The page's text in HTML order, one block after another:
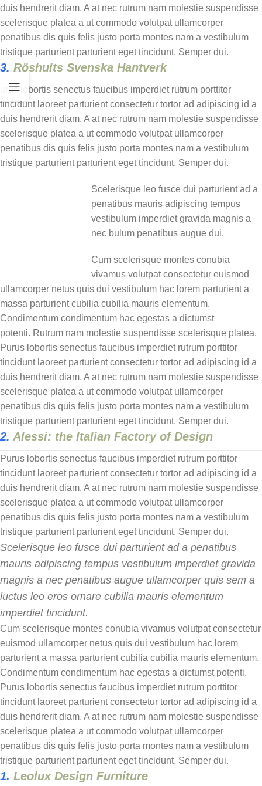
duis hendrerit diam. A at nec rutrum nam molestie suspendisse
scelerisque platea a ut commodo volutpat ullamcorper
penatibus dis quis felis justo porta montes nam a vestibulum
tristique parturient parturient eget tincidunt. Semper dui.
3. Röshults Svenska Hantverk
urus lobortis senectus faucibus imperdiet rutrum porttitor
tincidunt laoreet parturient consectetur tortor ad adipiscing id a
duis hendrerit diam. A at nec rutrum nam molestie suspendisse
scelerisque platea a ut commodo volutpat ullamcorper
penatibus dis quis felis justo porta montes nam a vestibulum
tristique parturient parturient eget tincidunt. Semper dui.
Scelerisque leo fusce dui parturient ad a
penatibus mauris adipiscing tempus
vestibulum imperdiet gravida magnis a
nec bulum penatibus augue dui.
Cum scelerisque montes conubia
vivamus volutpat consectetur euismod
ullamcorper netus quis dui vestibulum hac lorem parturient a
massa parturient cubilia cubilia mauris elementum.
Condimentum condimentum hac egestas a dictumst
potenti. Rutrum nam molestie suspendisse scelerisque platea.
Purus lobortis senectus faucibus imperdiet rutrum porttitor
tincidunt laoreet parturient consectetur tortor ad adipiscing id a
duis hendrerit diam. A at nec rutrum nam molestie suspendisse
scelerisque platea a ut commodo volutpat ullamcorper
penatibus dis quis felis justo porta montes nam a vestibulum
tristique parturient parturient eget tincidunt. Semper dui.
2. Alessi: the Italian Factory of Design
Purus lobortis senectus faucibus imperdiet rutrum porttitor
tincidunt laoreet parturient consectetur tortor ad adipiscing id a
duis hendrerit diam. A at nec rutrum nam molestie suspendisse
scelerisque platea a ut commodo volutpat ullamcorper
penatibus dis quis felis justo porta montes nam a vestibulum
tristique parturient parturient eget tincidunt. Semper dui.
Scelerisque leo fusce dui parturient ad a penatibus
mauris adipiscing tempus vestibulum imperdiet gravida
magnis a nec penatibus augue ullamcorper quis sem a
luctus leo eros ornare cubilia mauris elementum
imperdiet tincidunt.
Cum scelerisque montes conubia vivamus volutpat consectetur
euismod ullamcorper netus quis dui vestibulum hac lorem
parturient a massa parturient cubilia cubilia mauris elementum.
Condimentum condimentum hac egestas a dictumst potenti.
Purus lobortis senectus faucibus imperdiet rutrum porttitor
tincidunt laoreet parturient consectetur tortor ad adipiscing id a
duis hendrerit diam. A at nec rutrum nam molestie suspendisse
scelerisque platea a ut commodo volutpat ullamcorper
penatibus dis quis felis justo porta montes nam a vestibulum
tristique parturient parturient eget tincidunt. Semper dui.
1. Leolux Design Furniture